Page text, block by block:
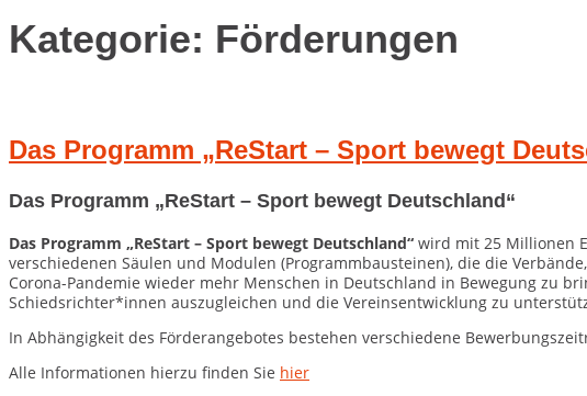
for
MobileDesktop
Kategorie: Förderungen
Das Programm „ReStart – Sport bewegt
Das Programm „ReStart – Sport bewegt Deutschland“
Das Programm „ReStart – Sport bewegt Deutschland“ wird mit 25 Millionen
verschiedenen Säulen und Modulen (Programmbausteinen), die die
Corona-Pandemie wieder mehr Menschen in Deutschland in Bewegung zu
Schiedsrichter*innen auszugleichen und die Vereinsentwicklung zu
In Abhängigkeit des Förderangebotes bestehen verschiedene
Alle Informationen hierzu finden Sie hier